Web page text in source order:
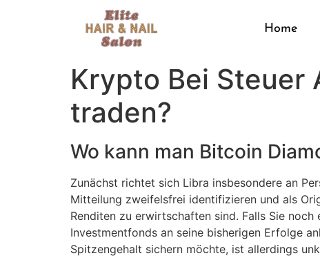
Home
Krypto Bei Steuer
traden?
Wo kann man Bitcoin
Zunächst richtet sich Libra insbesondere an
Mitteilung zweifelsfrei identifizieren und als
Renditen zu erwirtschaften sind. Falls Sie
Investmentfonds an seine bisherigen Erfolge
Spitzengehalt sichern möchte, ist allerdings